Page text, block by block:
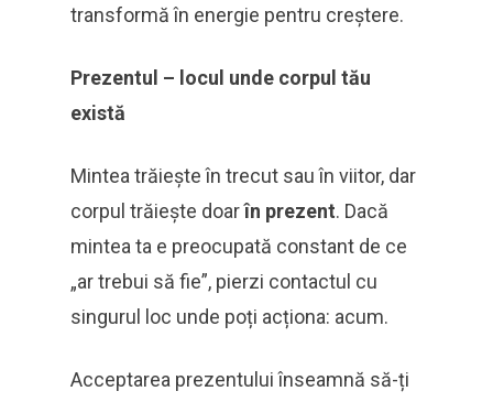
transformă în energie pentru creștere.
Prezentul – locul unde corpul tău
există
Mintea trăiește în trecut sau în viitor, dar
corpul trăiește doarîn prezent. Dacă
mintea ta e preocupată constant de ce
„ar trebui să fie”, pierzi contactul cu
singurul loc unde poți acționa: acum.
Acceptarea prezentului înseamnă să-ți